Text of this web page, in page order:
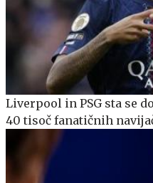
Liverpool in PSG sta se
40 tisoč fanatičnih